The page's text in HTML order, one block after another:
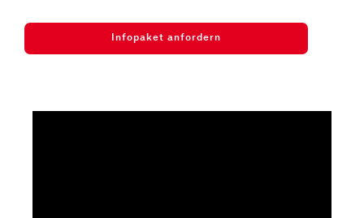
Infopaket anfordern